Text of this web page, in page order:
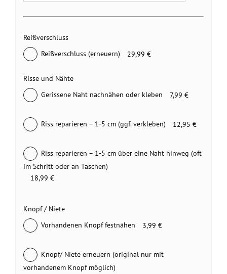
Reißverschluss
Reißverschluss (erneuern)
29,99 €
Risse und Nähte
Gerissene Naht nachnähen oder kleben
7,99 €
Riss reparieren – 1-5 cm (ggf. verkleben) 12,95 €
Riss reparieren – 1-5 cm über eine Naht hinweg (oft
im Schritt oder an Taschen)
18,99 €
Knopf / Niete
Vorhandenen Knopf festnähen
3,99 €
Knopf/ Niete erneuern (original nur mit
vorhandenem Knopf möglich)